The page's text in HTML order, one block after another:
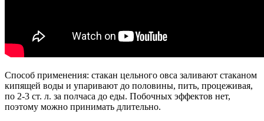
Способ применения: стакан цельного овса заливают стаканом
кипящей воды и упаривают до половины, пить, процеживая,
по 2-3 ст. л. за полчаса до еды. Побочных эффектов нет,
поэтому можно принимать длительно.